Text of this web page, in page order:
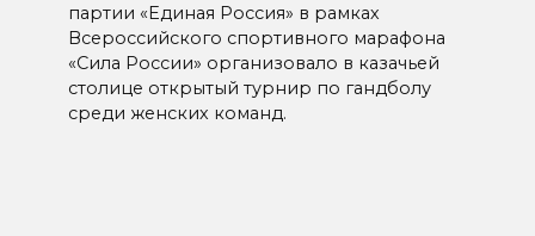
партии «Единая Россия» в рамках
Всероссийского спортивного марафона
«Сила России» организовало в казачьей
столице открытый турнир по гандболу
среди женских команд.